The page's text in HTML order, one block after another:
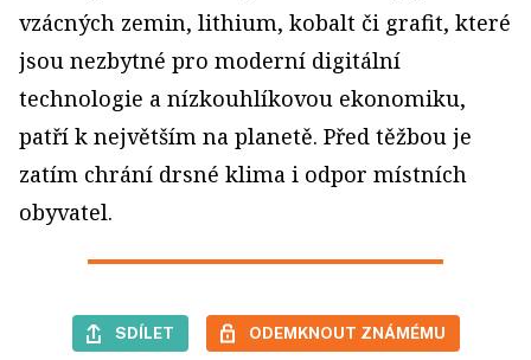
vzácných zemin, lithium, kobalt či grafit, které
jsou nezbytné pro moderní digitální
technologie a nízkouhlíkovou ekonomiku,
patří k největším na planetě. Před těžbou je
zatím chrání drsné klima i odpor místních
obyvatel.
SDÍLET ODEMKNOUT ZNÁMÉMU